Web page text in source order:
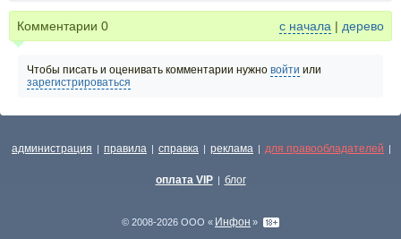
Комментарии 0 с начала | дерево
Чтобы писать и оценивать комментарии нужно войти или
зарегистрироваться
администрация | правила | справка | реклама | для правообладателей |
оплата VIP | блог
© 2008-2026 ООО « Инфон »